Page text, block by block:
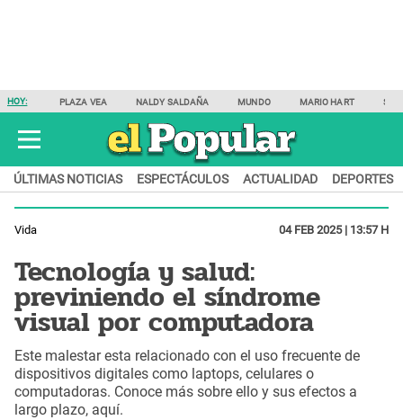
HOY: PLAZA VEA NALDY SALDAÑA MUNDO MARIO HART
ÚLTIMAS NOTICIAS ESPECTÁCULOS ACTUALIDAD DEPORTES
Vida 04 FEB 2025 | 13:57 H
Tecnología y salud:
previniendo el síndrome
visual por computadora
Este malestar esta relacionado con el uso frecuente de
dispositivos digitales como laptops, celulares o
computadoras. Conoce más sobre ello y sus efectos a
largo plazo, aquí.